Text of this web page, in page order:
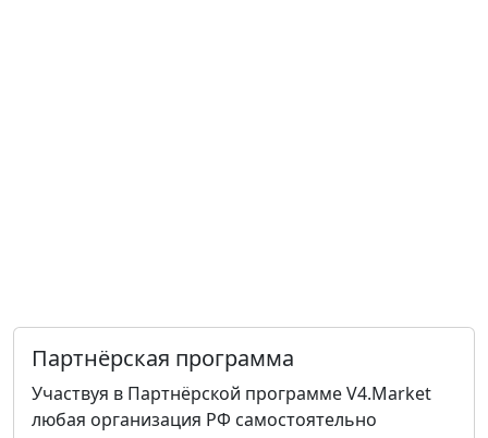
Партнёрская программа
Участвуя в Партнёрской программе V4.Market
любая организация РФ самостоятельно